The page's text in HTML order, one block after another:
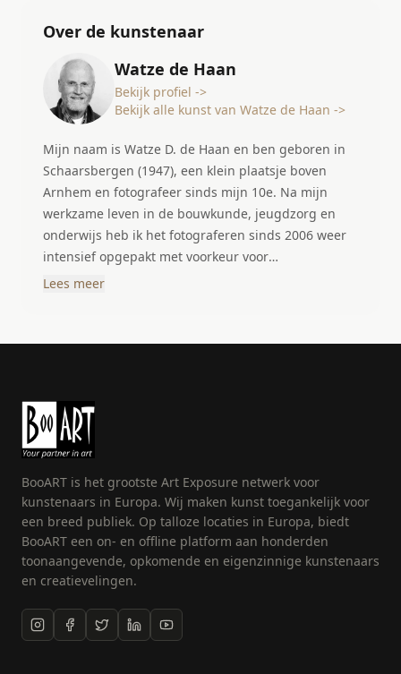
Over de kunstenaar
Watze de Haan
Bekijk profiel ->
Bekijk alle kunst van Watze de Haan ->
Mijn naam is Watze D. de Haan en ben geboren in
Schaarsbergen (1947), een klein plaatsje boven
Arnhem en fotografeer sinds mijn 10e. Na mijn
werkzame leven in de bouwkunde, jeugdzorg en
onderwijs heb ik het fotograferen sinds 2006 weer
intensief opgepakt met voorkeur voor
stadsgezichten, natuur-, en macrofotografie. In
gestaan. Mede door de aanschaf van een digitale
mij een museum op de vierkante kilometer en de
foto’s in zwartwit versterken dat effect.
Lees meer
BooART is het grootste Art Exposure netwerk voor
kunstenaars in Europa. Wij maken kunst toegankelijk voor
een breed publiek. Op talloze locaties in Europa, biedt
BooART een on- en offline platform aan honderden
toonaangevende, opkomende en eigenzinnige kunstenaars
en creatievelingen.